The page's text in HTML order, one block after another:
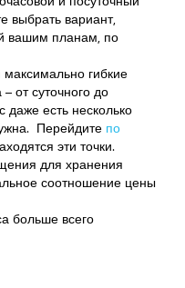
выбрать вариант,
вашим планам, по
гибкие
от суточного до
даже есть несколько
Перейдите по
эти точки.
для хранения
соотношение цены
больше всего